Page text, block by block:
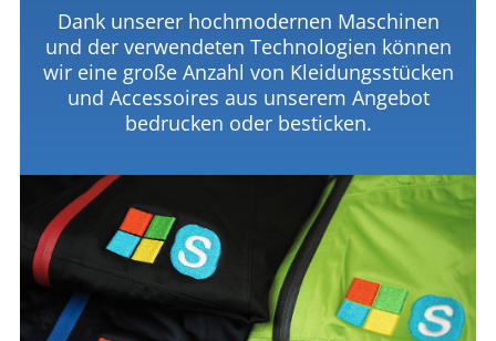
Dank unserer hochmodernen Maschinen
und der verwendeten Technologien können
wir eine große Anzahl von Kleidungsstücken
und Accessoires aus unserem Angebot
bedrucken oder besticken.